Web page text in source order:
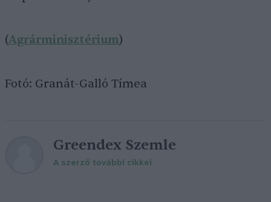
(Agrárminisztérium)
Fotó: Granát-Galló Tímea
Greendex Szemle
A szerző további cikkei